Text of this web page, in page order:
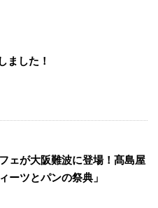
ました！
ェが大阪難波に登場！髙島屋
ーツとパンの祭典」